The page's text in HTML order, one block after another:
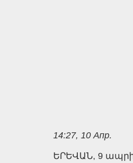
14:27, 10 Апр.
ԵՐԵՎԱՆ, 9